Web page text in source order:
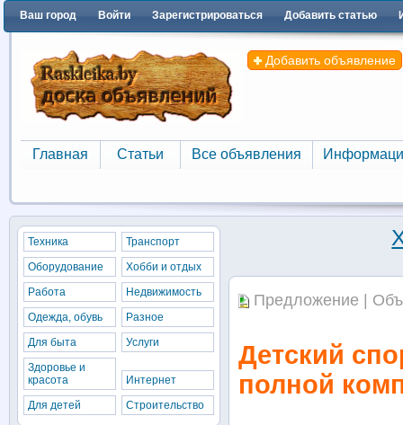
Ваш город Войти Зарегистрироваться Добавить статью
Добавить объявление
Главная
Главная
Статьи
Статьи
Все объявления
Все объявления
Предложение |
Детский
полной
Техника
Транспорт
Оборудование
Хобби и отдых
Работа
Недвижимость
Одежда, обувь
Разное
Для быта
Услуги
Здоровье и
красота
Интернет
Для детей
Строительство